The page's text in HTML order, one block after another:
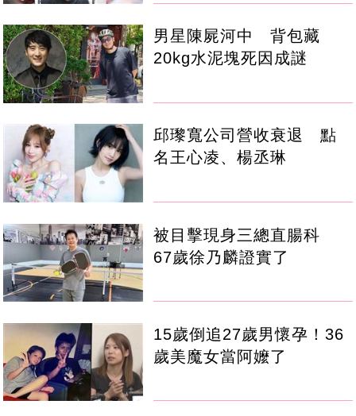
男星陳屍河中 背包藏
20kg水泥塊死因成謎
邱瓈寬公司營收衰退 點
名王心凌、楊丞琳
被目擊現身三總直腸科
67歲徐乃麟證實了
15歲倒追27歲男懷孕！36
歲美魔女當阿嬤了